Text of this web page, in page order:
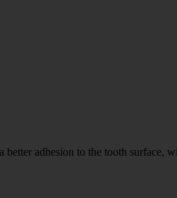
adhesion to the tooth surface,